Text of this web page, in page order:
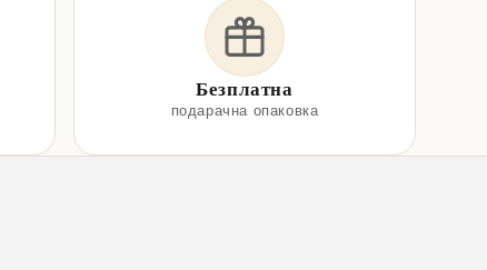
Безплатна
подарачна опаковка